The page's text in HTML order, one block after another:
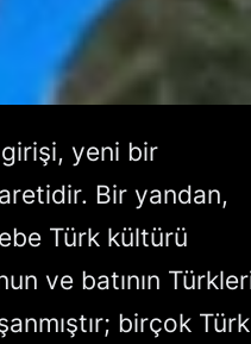
girişi, yeni bir
Bir yandan,
Türk kültürü
ve batının
birçok Türk